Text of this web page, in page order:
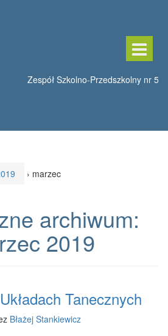
› marzec
archiwum:
2019
Tanecznych
Błażej Stankiewicz